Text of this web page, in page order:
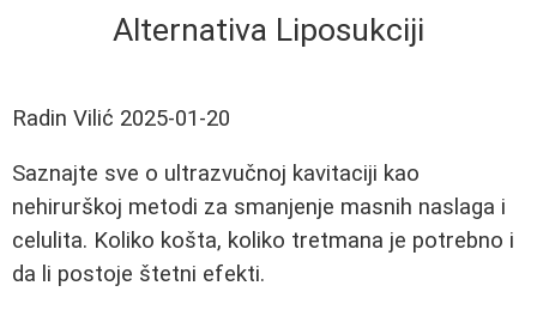
Alternativa Liposukciji
Radin Vilić 2025-01-20
Saznajte sve o ultrazvučnoj kavitaciji kao
nehirurškoj metodi za smanjenje masnih naslaga i
celulita. Koliko košta, koliko tretmana je potrebno i
da li postoje štetni efekti.